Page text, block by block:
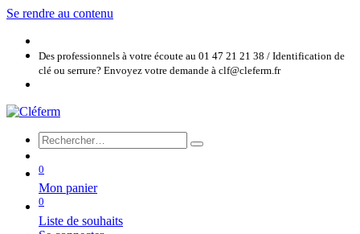
Se rendre au contenu
Des professionnels à votre écoute au 01 47 21 21 38 / Identification de
clé ou serrure? Envoyez votre demande à clf@cleferm.fr
0
Mon panier
0
Liste de souhaits